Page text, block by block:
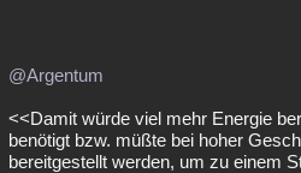
@Argentum
<<Damit würde viel mehr Energie
benötigt bzw. müßte bei hoher
bereitgestellt werden, um zu einem